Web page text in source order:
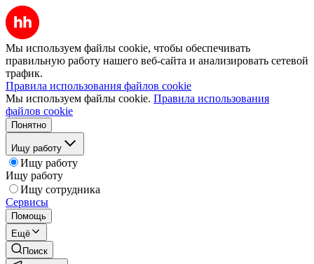
Мы используем файлы cookie, чтобы обеспечивать
правильную работу нашего веб-сайта и анализировать сетевой
трафик.
Правила использования файлов cookie
Мы используем файлы cookie. Правила использования
файлов cookie
Понятно
Ищу работу
Ищу работу
Ищу работу
Ищу сотрудника
Сервисы
Помощь
Ещё
Поиск